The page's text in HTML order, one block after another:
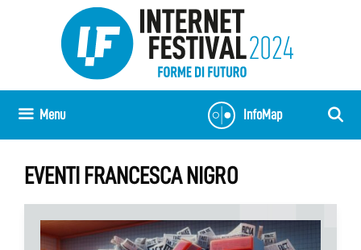
InfoMap
Menu
EVENTI FRANCESCA NIGRO